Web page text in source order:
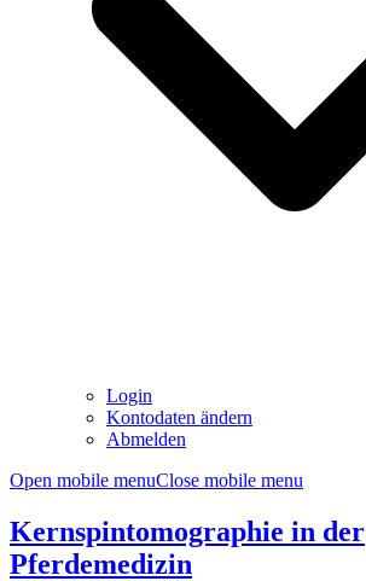
Login
Kontodaten ändern
Abmelden
Open mobile menuClose mobile menu
Kernspintomographie in der
Pferdemedizin